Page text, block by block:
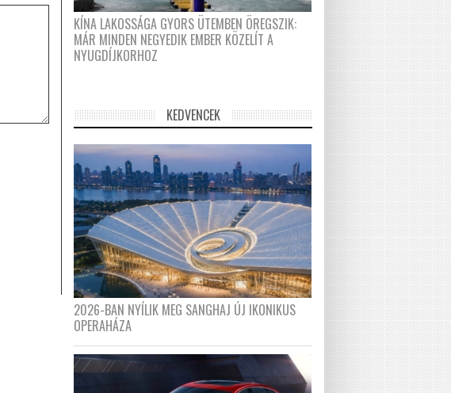
KÍNA LAKOSSÁGA GYORS ÜTEMBEN ÖREGSZIK:
MÁR MINDEN NEGYEDIK EMBER KÖZELÍT A
NYUGDÍJKORHOZ
KEDVENCEK
2026-BAN NYÍLIK MEG SANGHAJ ÚJ IKONIKUS
OPERAHÁZA